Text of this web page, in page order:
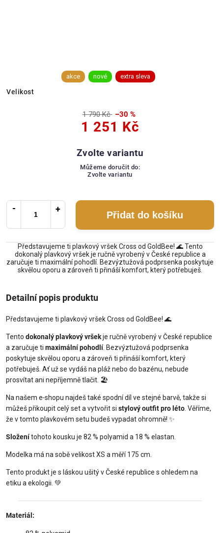
akce nové extra sleva
Velikost
1 790 Kč –30 %
1 251 Kč
Zvolte variantu
Můžeme doručit do:
Zvolte variantu
Přidat do košíku
Představujeme ti plavkový vršek Cross od GoldBee! 🌊 Tento
dokonalý plavkový vršek je ručně vyrobený v České republice a
zaručuje ti maximální pohodlí. Bezvýztužová podprsenka poskytuje
skvělou oporu a zároveň ti přináší komfort, který potřebuješ.
Detailní popis produktu
Představujeme ti plavkový vršek Cross od GoldBee! 🌊
Tento dokonalý plavkový vršekje ručně vyrobený v České republice
a zaručuje ti maximální pohodlí. Bezvýztužová podprsenka
poskytuje skvělou oporu a zároveň ti přináší komfort, který
potřebuješ. Ať už se vydáš na pláž nebo do bazénu, nebude
prosvítat ani nepříjemně tlačit. 🏖️
Na našem e‑shopu najdeš také spodní díl ve stejné barvě, takže si
můžeš přikoupit celý set a vytvořit si stylový outfit pro léto . Věříme,
že v tomto plavkovém setu budeš vypadat ohromně! ✨
Složenítohoto kousku je 82 % polyamid a 18 % elastan.
Modelka má na sobě velikost XS a měří 175 cm.
Tento produkt je s láskou ušitý v České republice s ohledem na
etiku a ekologii. 💚
Materiál: